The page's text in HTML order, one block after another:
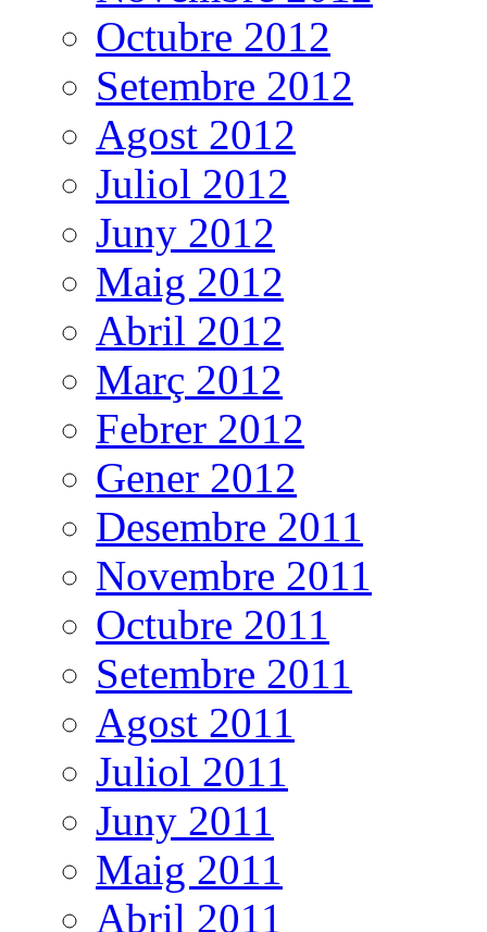
Octubre 2012
Setembre 2012
Agost 2012
Juliol 2012
Juny 2012
Maig 2012
Abril 2012
Març 2012
Febrer 2012
Gener 2012
Desembre 2011
Novembre 2011
Octubre 2011
Setembre 2011
Agost 2011
Juliol 2011
Juny 2011
Maig 2011
Abril 2011